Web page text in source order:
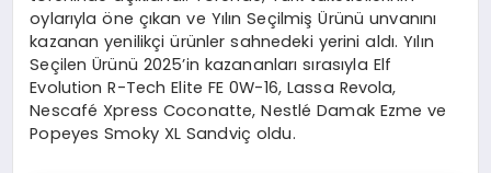
oylarıyla öne çıkan ve Yılın Seçilmiş Ürünü unvanını
kazanan yenilikçi ürünler sahnedeki yerini aldı. Yılın
Seçilen Ürünü 2025’in kazananları sırasıyla Elf
Evolution R-Tech Elite FE 0W-16, Lassa Revola,
Nescafé Xpress Coconatte, Nestlé Damak Ezme ve
Popeyes Smoky XL Sandviç oldu.